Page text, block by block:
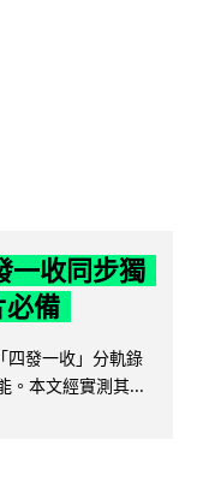
一收同步獨
備
四發一收」分軌錄
。本文經實測其...